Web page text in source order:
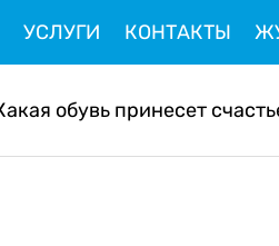
УСЛУГИ КОНТАКТЫ
обувь принесет